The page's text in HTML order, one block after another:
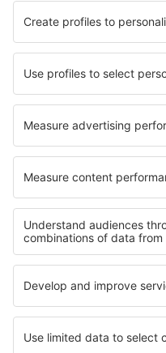
Ryanair
Lufthansa
Despre eSky
Cariere
Termeni şi condiţii
Rezervările mele
Politica de Confidențialitate
Politică cookie
Asistenţă şi contact